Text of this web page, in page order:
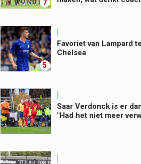
7
5
Favoriet van Lampard
Chelsea
Saar Verdonck is er
"Had het niet meer